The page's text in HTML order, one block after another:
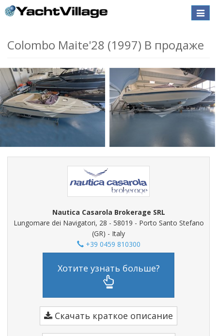
Toggle
Colombo Maite'28 (1997) В продаже
Nautica Casarola Brokerage SRL
Lungomare dei Navigatori, 28 - 58019 - Porto Santo Stefano
(GR) - Italy
+39 0459 810300
Хотите узнать больше?
Скачать краткое описание